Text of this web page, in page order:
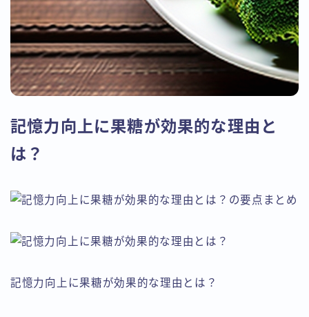
記憶力向上に果糖が効果的な理由と
は？
記憶力向上に果糖が効果的な理由とは？